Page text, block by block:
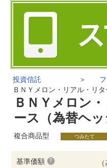
投資信託 ＞
ＢＮＹメロン・リアル・リ
ＢＮＹメロン
ース（為替ヘッ
複合商品型 つみたて
基準価額